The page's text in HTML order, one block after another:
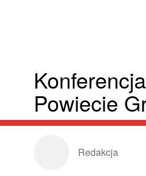
Powiecie
Redakcja